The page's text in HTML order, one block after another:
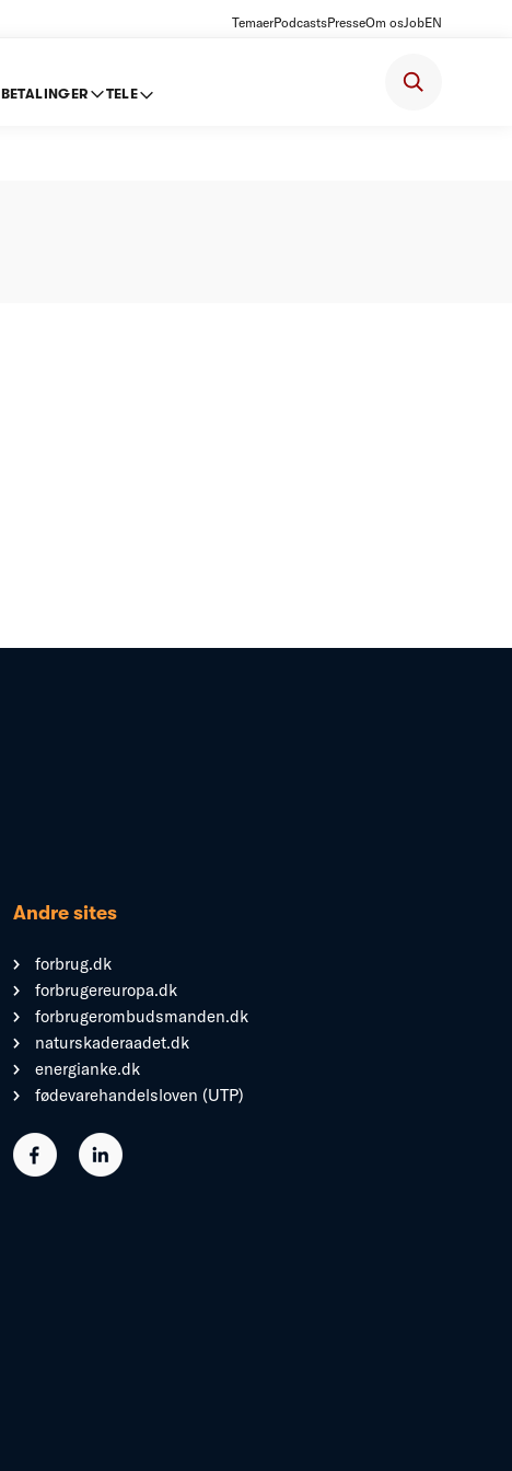
TemaerPodcastsPresseOm osJobEN
BETALINGER TELE
Andre sites
forbrug.dk
forbrugereuropa.dk
forbrugerombudsmanden.dk
naturskaderaadet.dk
energianke.dk
fødevarehandelsloven (UTP)